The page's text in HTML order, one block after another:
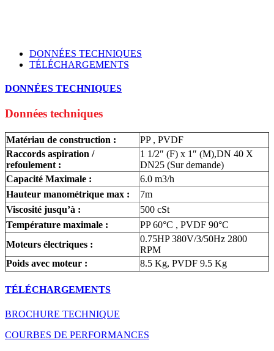
DONNÉES TECHNIQUES
TÉLÉCHARGEMENTS
DONNÉES TECHNIQUES
Données techniques
Matériau de construction :
PP , PVDF
Raccords aspiration /
refoulement :
1 1/2″ (F) x 1″ (M),DN 40 X
DN25 (Sur demande)
Capacité Maximale :
6.0 m3/h
Hauteur manométrique max :
7m
Viscosité jusqu’à :
500 cSt
Température maximale :
PP 60°C , PVDF 90°C
Moteurs électriques :
0.75HP 380V/3/50Hz 2800
RPM
Poids avec moteur :
8.5 Kg, PVDF 9.5 Kg
TÉLÉCHARGEMENTS
BROCHURE TECHNIQUE
COURBES DE PERFORMANCES